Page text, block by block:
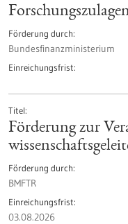
Förderung durch
Bundesfinanzministerium
Einreichungsfrist
Titel
Förderung zur
Förderung durch
BMFTR
Einreichungsfrist
03.08.2026